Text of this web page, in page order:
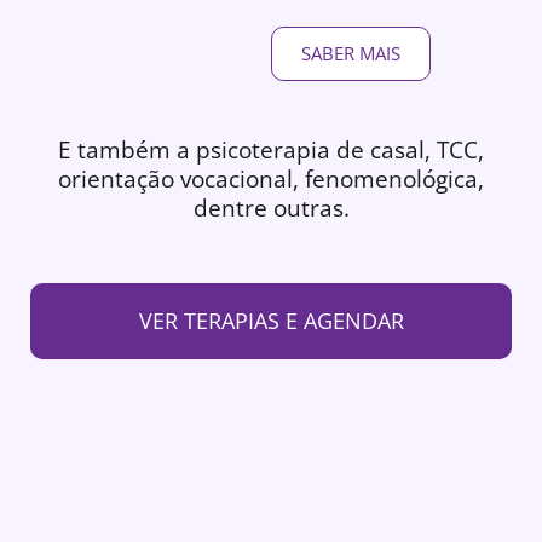
SABER MAIS
E também a psicoterapia de casal, TCC,
orientação vocacional, fenomenológica,
dentre outras.
VER TERAPIAS E AGENDAR